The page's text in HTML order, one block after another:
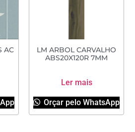
AC
LM ARBOL CARVALHO
ABS20X120R 7MM
Ler mais
Orçar pelo WhatsApp